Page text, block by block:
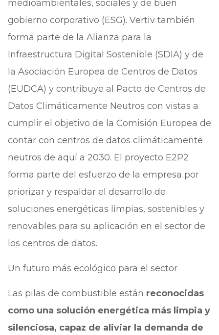
medioambientales, sociales y de buen
gobierno corporativo (ESG). Vertiv también
forma parte de la Alianza para la
Infraestructura Digital Sostenible (SDIA) y de
la Asociación Europea de Centros de Datos
(EUDCA) y contribuye al Pacto de Centros de
Datos Climáticamente Neutros con vistas a
cumplir el objetivo de la Comisión Europea de
contar con centros de datos climáticamente
neutros de aquí a 2030. El proyecto E2P2
forma parte del esfuerzo de la empresa por
priorizar y respaldar el desarrollo de
soluciones energéticas limpias, sostenibles y
renovables para su aplicación en el sector de
los centros de datos.
Un futuro más ecológico para el sector
Las pilas de combustible están reconocidas
como una solución energética más limpia y
silenciosa, capaz de aliviar la demanda de